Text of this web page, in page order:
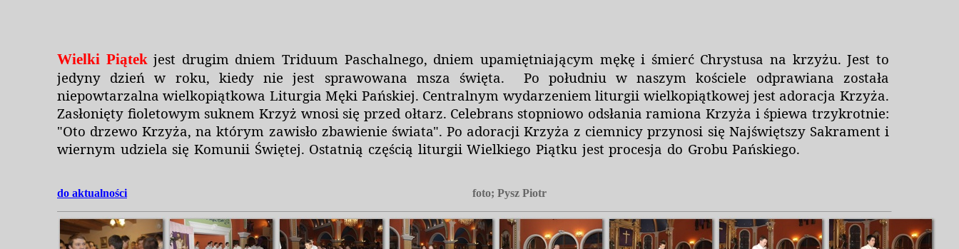
Wielki Piątekjest drugim dniem Triduum Paschalnego, dniem upamiętniającym mękę i śmierć Chrystusa na krzyżu. Jest to
jedyny dzień w roku, kiedy nie jest sprawowana msza święta.
Po południu w naszym kościele odprawiana została
niepowtarzalna wielkopiątkowa Liturgia Męki Pańskiej. Centralnym wydarzeniem liturgii wielkopiątkowej jest adoracja Krzyża.
Zasłonięty fioletowym suknem Krzyż wnosi się przed ołtarz. Celebrans stopniowo odsłania ramiona Krzyża i śpiewa trzykrotnie:
"Oto drzewo Krzyża, na którym zawisło zbawienie świata". Po adoracji Krzyża z ciemnicy przynosi się Najświętszy Sakrament i
wiernym udziela się Komunii Świętej. Ostatnią częścią liturgii Wielkiego Piątku jest procesja do Grobu Pańskiego.
do aktualności foto; Pysz Piotr